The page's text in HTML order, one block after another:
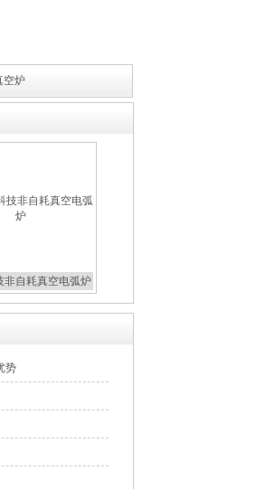
空炉
非自耗真空电弧炉
势